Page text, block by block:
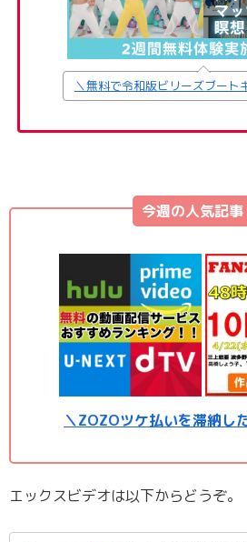
＼無料で令和版ビリーズブート
今週の人気記
＼ZOZOツケ払いを滞納し
エックスビデオは以下からどうぞ。